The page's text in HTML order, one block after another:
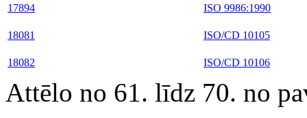
17894 ISO 9986:1990
18081 ISO/CD 10105
18082 ISO/CD 10106
Attēlo no 61. līdz 70. no